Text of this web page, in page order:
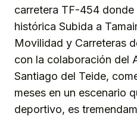
carretera TF-454 donde
histórica Subida a
Movilidad y Carreteras
con la colaboración del
Santiago del Teide,
meses en un escenario
deportivo, es